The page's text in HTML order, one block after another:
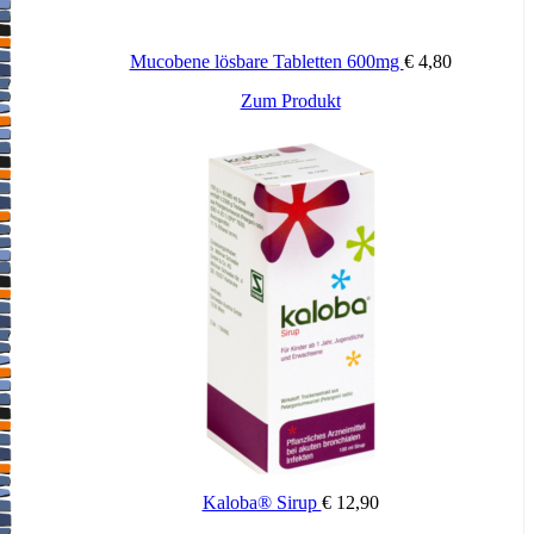
eintreten, einen Arzt konsultieren. Nicht nach Ablauf des
Verfallsdatums verwenden. Außerhalb der Reichweite von
kleinen Kindern aufbewahren. Das Produkt nicht verwenden,
Bedingungen und bei einer ordnungsgemäßen Aufbewahrung
beträgt die Haltbarkeit nach Anbruch 12 Monate. Es gibt
keine Gegenanzeigen, auch wenn die Behandlung mehr als
30 Tage dauern sollte.
VON NATUR AUS LAKTOSEFREI
Bitte die Packungsbeilage mit umfassenden Informationen zu
Kontraindikationen, Warnungen und Vorsichtsmaßnahmen
beachten
Mucobene lösbare Tabletten 600mg €4,80
Zum Produkt
Kaloba® Sirup €12,90